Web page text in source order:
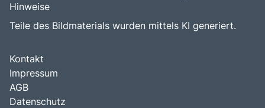
Hinweise
Teile des Bildmaterials wurden mittels KI generiert.
Kontakt
Impressum
AGB
Datenschutz